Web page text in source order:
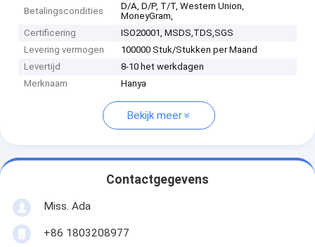
Betalingscondities
D/A, D/P, T/T, Western Union,
MoneyGram,
Certificering
ISO20001, MSDS,TDS,SGS
Levering vermogen
100000 Stuk/Stukken per Maand
Levertijd
8-10 het werkdagen
Merknaam
Hanya
Bekijk meer
Contactgegevens
Miss. Ada
+86 1803208977